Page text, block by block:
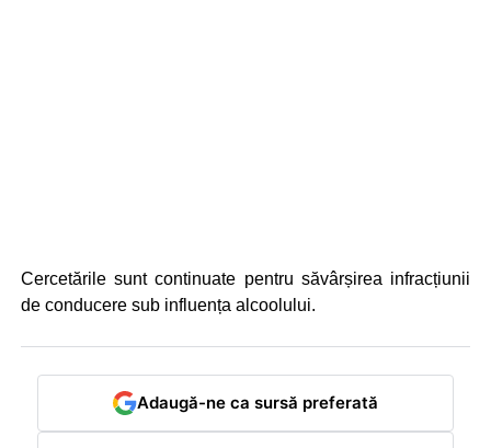
Cercetările sunt continuate pentru săvârșirea infracțiunii
de conducere sub influența alcoolului.
Adaugă-ne ca sursă preferată